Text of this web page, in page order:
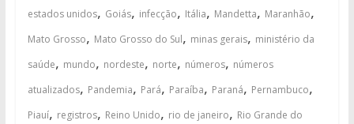
estados unidos, Goiás, infecção, Itália, Mandetta, Maranhão,
Mato Grosso, Mato Grosso do Sul, minas gerais, ministério da
saúde, mundo, nordeste, norte, números, números
atualizados, Pandemia, Pará, Paraíba, Paraná, Pernambuco,
Piauí, registros, Reino Unido, rio de janeiro, Rio Grande do